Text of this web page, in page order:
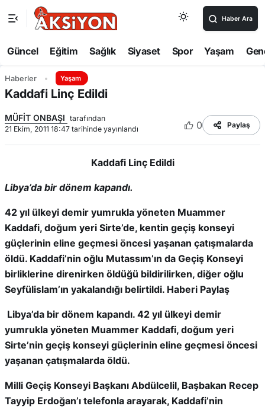
Haber Ara
Güncel Eğitim Sağlık Siyaset Spor Yaşam
Haberler Yaşam
Kaddafi Linç Edildi
MÜFİT ONBAŞI tarafından
21 Ekim, 2011 18:47 tarihinde yayınlandı
0 Paylaş
Kaddafi Linç Edildi
Libya’da bir dönem kapandı.
42 yıl ülkeyi demir yumrukla yöneten Muammer
Kaddafi, doğum yeri Sirte’de, kentin geçiş konseyi
güçlerinin eline geçmesi öncesi yaşanan çatışmalarda
öldü. Kaddafi’nin oğlu Mutassım’ın da Geçiş Konseyi
birliklerine direnirken öldüğü bildirilirken, diğer oğlu
Seyfülislam’ın yakalandığı belirtildi. Haberi Paylaş
Libya’da bir dönem kapandı. 42 yıl ülkeyi demir
yumrukla yöneten Muammer Kaddafi, doğum yeri
Sirte’nin geçiş konseyi güçlerinin eline geçmesi öncesi
yaşanan çatışmalarda öldü.
Milli Geçiş Konseyi Başkanı Abdülcelil, Başbakan Recep
Tayyip Erdoğan’ı telefonla arayarak, Kaddafi’nin